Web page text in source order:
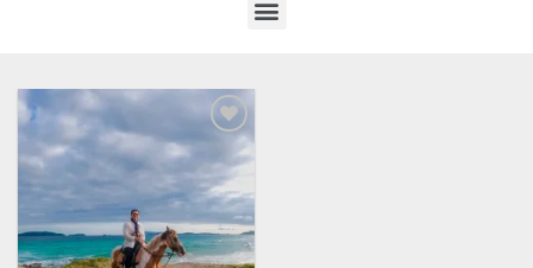
Adicionar
aos meus
desejos